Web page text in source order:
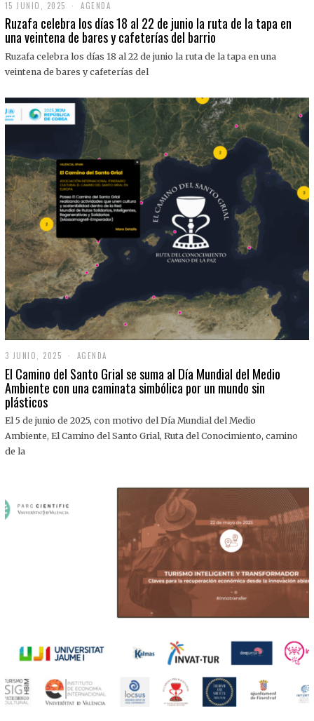
15 JUNIO, 2025
J
U
I
O
0
2
5
AGENDA
Ruzafa celebra los días 18 al 22 de junio la ruta de la tapa en
una veintena de bares y cafeterías del barrio
Ruzafa celebra los días 18 al 22 de junio la ruta de la tapa en una
veintena de bares y cafeterías del
3 JUNIO, 2025
J
U
N
,
0
AGENDA
El Camino del Santo Grial se suma al Día Mundial del Medio
Ambiente con una caminata simbólica por un mundo sin
plásticos
El 5 de junio de 2025, con motivo del Día Mundial del Medio
Ambiente, El Camino del Santo Grial, Ruta del Conocimiento, camino
de la